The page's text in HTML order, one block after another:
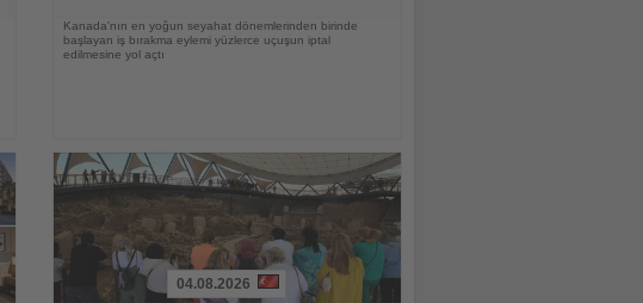
Kanada'nın en yoğun seyahat dönemlerinden birinde
başlayan iş bırakma eylemi yüzlerce uçuşun iptal
edilmesine yol açtı
04.08.2026